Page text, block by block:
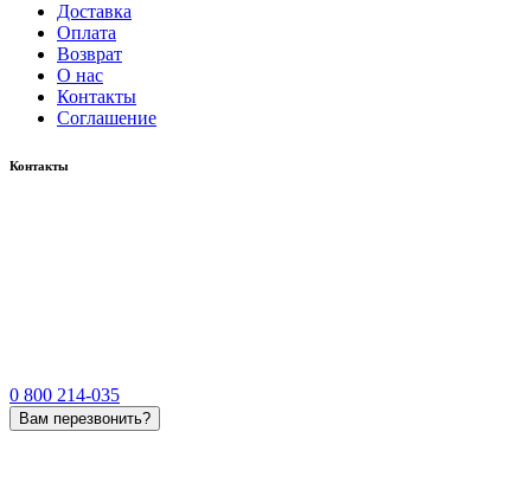
Доставка
Оплата
Возврат
О нас
Контакты
Соглашение
Контакты
0 800 214-035
Вам перезвонить?